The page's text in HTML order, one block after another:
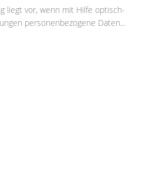
liegt vor, wenn mit Hilfe optisch-
personenbezogene Daten...